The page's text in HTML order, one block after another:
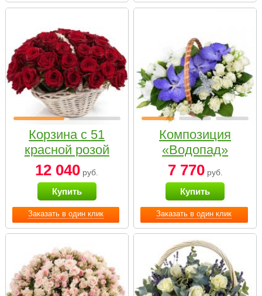
Заказать в один клик
Корзина с 51
красной розой
12 040 руб.
Купить
Заказать в один клик
Композиция
«Водопад»
7 770руб.
Купить